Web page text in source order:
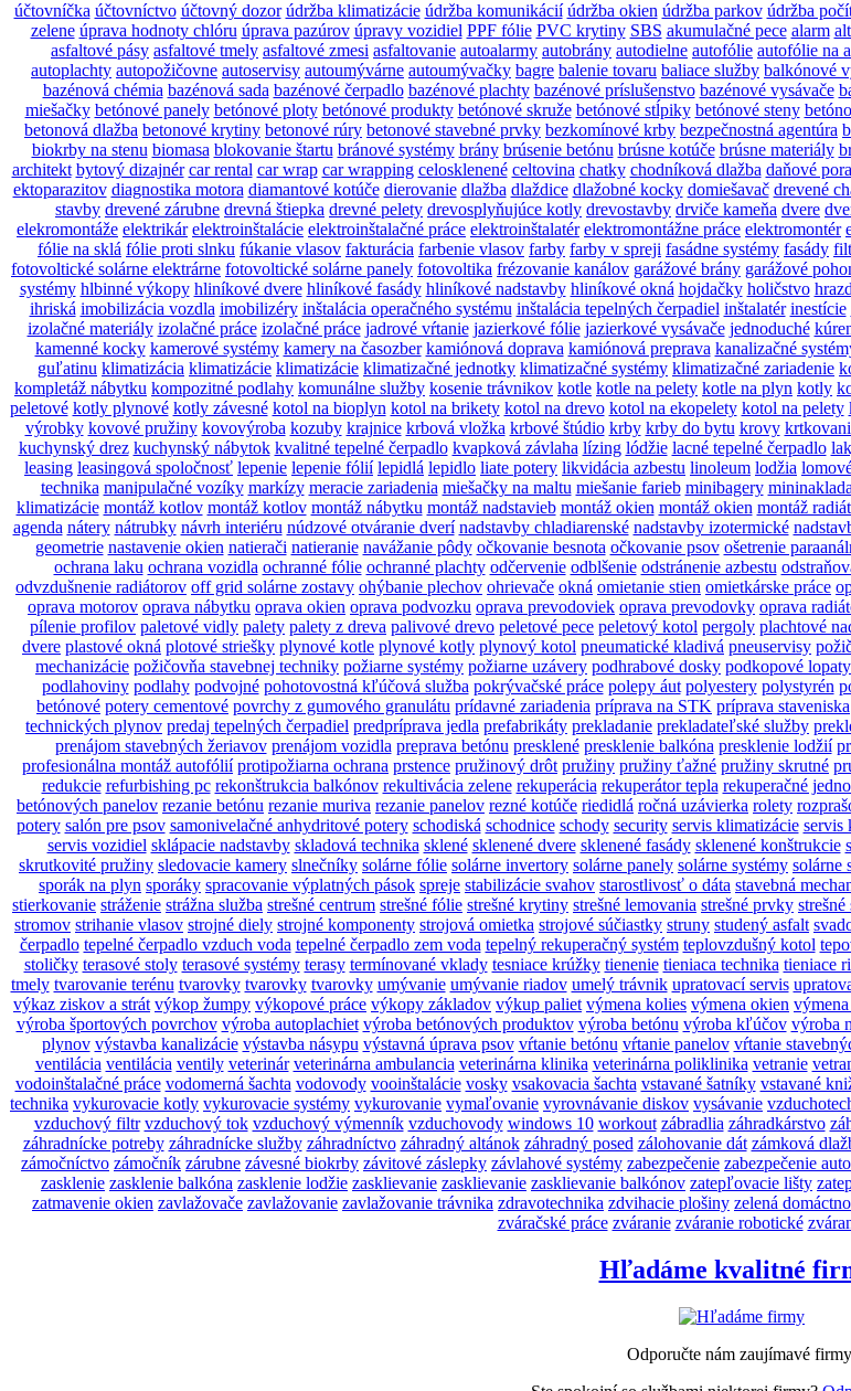
účtovníčka účtovníctvo účtovný dozor údržba klimatizácie údržba komunikácií údržba okien údržba parkov údržba
zelene úprava hodnoty chlóru úprava pazúrov úpravy vozidiel PPF fólie PVC krytiny SBS akumulačné pece alarm
asfaltové pásy asfaltové tmely asfaltové zmesi asfaltovanie autoalarmy autobrány autodielne autofólie autofólie na
autoplachty autopožičovne autoservisy autoumývárne autoumývačky bagre balenie tovaru baliace služby balkónové
bazénová chémia bazénová sada bazénové čerpadlo bazénové plachty bazénové príslušenstvo bazénové vysávače
miešačky betónové panely betónové ploty betónové produkty betónové skruže betónové stĺpiky betónové steny
betonová dlažba betonové krytiny betonové rúry betonové stavebné prvky bezkomínové krby bezpečnostná agentúra
biokrby na stenu biomasa blokovanie štartu bránové systémy brány brúsenie betónu brúsne kotúče brúsne materiály
architekt bytový dizajnér car rental car wrap car wrapping celosklenené celtovina chatky chodníková dlažba daňové
ektoparazitov diagnostika motora diamantové kotúče dierovanie dlažba dlaždice dlažobné kocky domiešavač drevené
stavby drevené zárubne drevná štiepka drevné pelety drevosplyňujúce kotly drevostavby drviče kameňa dvere
elekromontáže elektrikár elektroinštalácie elektroinštalačné práce elektroinštalatér elektromontážne práce elektromontér
fólie na sklá fólie proti slnku fúkanie vlasov fakturácia farbenie vlasov farby farby v spreji fasádne systémy fasády
fotovoltické solárne elektrárne fotovoltické solárne panely fotovoltika frézovanie kanálov garážové brány garážové
systémy hlbinné výkopy hliníkové dvere hliníkové fasády hliníkové nadstavby hliníkové okná hojdačky holičstvo
ihriská imobilizácia vozdla imobilizéry inštalácia operačného systému inštalácia tepelných čerpadiel inštalatér inestície
izolačné materiály izolačné práce izolačné práce jadrové vŕtanie jazierkové fólie jazierkové vysávače jednoduché
kamenné kocky kamerové systémy kamery na časozber kamiónová doprava kamiónová preprava kanalizačné
guľatinu klimatizácia klimatizácie klimatizácie klimatizačné jednotky klimatizačné systémy klimatizačné zariadenie
kompletáž nábytku kompozitné podlahy komunálne služby kosenie trávnikov kotle kotle na pelety kotle na plyn kotly
peletové kotly plynové kotly závesné kotol na bioplyn kotol na brikety kotol na drevo kotol na ekopelety kotol na pelety
výrobky kovové pružiny kovovýroba kozuby krajnice krbová vložka krbové štúdio krby krby do bytu krovy
kuchynský drez kuchynský nábytok kvalitné tepelné čerpadlo kvapková závlaha lízing lódžie lacné tepelné čerpadlo
leasing leasingová spoločnosť lepenie lepenie fólií lepidlá lepidlo liate potery likvidácia azbestu linoleum lodžia
technika manipulačné vozíky markízy meracie zariadenia miešačky na maltu miešanie farieb minibagery
klimatizácie montáž kotlov montáž kotlov montáž nábytku montáž nadstavieb montáž okien montáž okien montáž
agenda nátery nátrubky návrh interiéru núdzové otváranie dverí nadstavby chladiarenské nadstavby izotermické
geometrie nastavenie okien natierači natieranie navážanie pôdy očkovanie besnota očkovanie psov ošetrenie
ochrana laku ochrana vozidla ochranné fólie ochranné plachty odčervenie odblšenie odstránenie azbestu
odvzdušnenie radiátorov off grid solárne zostavy ohýbanie plechov ohrievače okná omietanie stien omietkárske práce
oprava motorov oprava nábytku oprava okien oprava podvozku oprava prevodoviek oprava prevodovky oprava
pílenie profilov paletové vidly palety palety z dreva palivové drevo peletové pece peletový kotol pergoly plachtové
dvere plastové okná plotové striešky plynové kotle plynové kotly plynový kotol pneumatické kladivá pneuservisy
mechanizácie požičovňa stavebnej techniky požiarne systémy požiarne uzávery podhrabové dosky podkopové lopaty
podlahoviny podlahy podvojné pohotovostná kľúčová služba pokrývačské práce polepy áut polyestery polystyrén
betónové potery cementové povrchy z gumového granulátu prídavné zariadenia príprava na STK príprava staveniska
technických plynov predaj tepelných čerpadiel predpríprava jedla prefabrikáty prekladanie prekladateľské služby
prenájom stavebných žeriavov prenájom vozidla preprava betónu presklené presklenie balkóna presklenie lodžií
profesionálna montáž autofólií protipožiarna ochrana prstence pružinový drôt pružiny pružiny ťažné pružiny skrutné
redukcie refurbishing pc rekonštrukcia balkónov rekultivácia zelene rekuperácia rekuperátor tepla rekuperačné
betónových panelov rezanie betónu rezanie muriva rezanie panelov rezné kotúče riedidlá ročná uzávierka rolety
potery salón pre psov samonivelačné anhydritové potery schodiská schodnice schody security servis klimatizácie servis
servis vozidiel sklápacie nadstavby skladová technika sklené sklenené dvere sklenené fasády sklenené konštrukcie
skrutkovité pružiny sledovacie kamery slnečníky solárne fólie solárne invertory solárne panely solárne systémy solárne
sporák na plyn sporáky spracovanie výplatných pások spreje stabilizácie svahov starostlivosť o dáta stavebná
stierkovanie stráženie strážna služba strešné centrum strešné fólie strešné krytiny strešné lemovania strešné prvky strešné
stromov strihanie vlasov strojné diely strojné komponenty strojová omietka strojové súčiastky struny studený asfalt
čerpadlo tepelné čerpadlo vzduch voda tepelné čerpadlo zem voda tepelný rekuperačný systém teplovzdušný kotol
stoličky terasové stoly terasové systémy terasy termínované vklady tesniace krúžky tienenie tieniaca technika tieniace
tmely tvarovanie terénu tvarovky tvarovky tvarovky umývanie umývanie riadov umelý trávnik upratovací servis
výkaz ziskov a strát výkop žumpy výkopové práce výkopy základov výkup paliet výmena kolies výmena okien
výroba športových povrchov výroba autoplachiet výroba betónových produktov výroba betónu výroba kľúčov výroba
plynov výstavba kanalizácie výstavba násypu výstavná úprava psov vŕtanie betónu vŕtanie panelov vŕtanie
ventilácia ventilácia ventily veterinár veterinárna ambulancia veterinárna klinika veterinárna poliklinika vetranie
vodoinštalačné práce vodomerná šachta vodovody vooinštalácie vosky vsakovacia šachta vstavané šatníky vstavané
technika vykurovacie kotly vykurovacie systémy vykurovanie vymaľovanie vyrovnávanie diskov vysávanie
vzduchový filtr vzduchový tok vzduchový výmenník vzduchovody windows 10 workout zábradlia záhradkárstvo
záhradnícke potreby záhradnícke služby záhradníctvo záhradný altánok záhradný posed zálohovanie dát zámková
zámočníctvo zámočník zárubne závesné biokrby závitové záslepky závlahové systémy zabezpečenie zabezpečenie
zasklenie zasklenie balkóna zasklenie lodžie zasklievanie zasklievanie zasklievanie balkónov zatepľovacie lišty
zatmavenie okien zavlažovače zavlažovanie zavlažovanie trávnika zdravotechnika zdvihacie plošiny zelená
zváračské práce zváranie zváranie robotické
Hľadáme kvalitné
Odporučte nám zaujímavé